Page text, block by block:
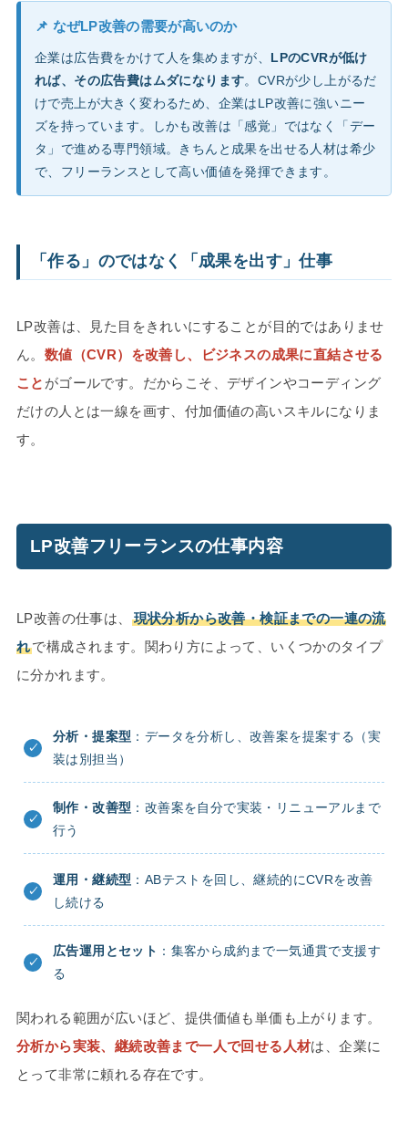
📌 なぜLP改善の需要が高いのか
企業は広告費をかけて人を集めますが、 LPのCVRが低け
れば、その広告費はムダになります。CVRが少し上がるだ
けで売上が大きく変わるため、企業はLP改善に強いニー
ズを持っています。しかも改善は「感覚」ではなく「デー
タ」で進める専門領域。きちんと成果を出せる人材は希少
で、フリーランスとして高い価値を発揮できます。
「作る」のではなく「成果を出す」仕事
LP改善は、見た目をきれいにすることが目的ではありませ
ん。 数値（CVR）を改善し、ビジネスの成果に直結させる
こと がゴールです。だからこそ、デザインやコーディング
だけの人とは一線を画す、付加価値の高いスキルになりま
す。
LP改善フリーランスの仕事内容
LP改善の仕事は、
現状分析から改善・検証までの一連の流
れで構成されます。関わり方によって、いくつかのタイプ
に分かれます。
分析・提案型 ：データを分析し、改善案を提案する（実
装は別担当）
制作・改善型 ：改善案を自分で実装・リニューアルまで
行う
運用・継続型 ：ABテストを回し、継続的にCVRを改善
し続ける
広告運用とセット ：集客から成約まで一気通貫で支援す
る
関われる範囲が広いほど、提供価値も単価も上がります。
分析から実装、継続改善まで一人で回せる人材は、企業に
とって非常に頼れる存在です。